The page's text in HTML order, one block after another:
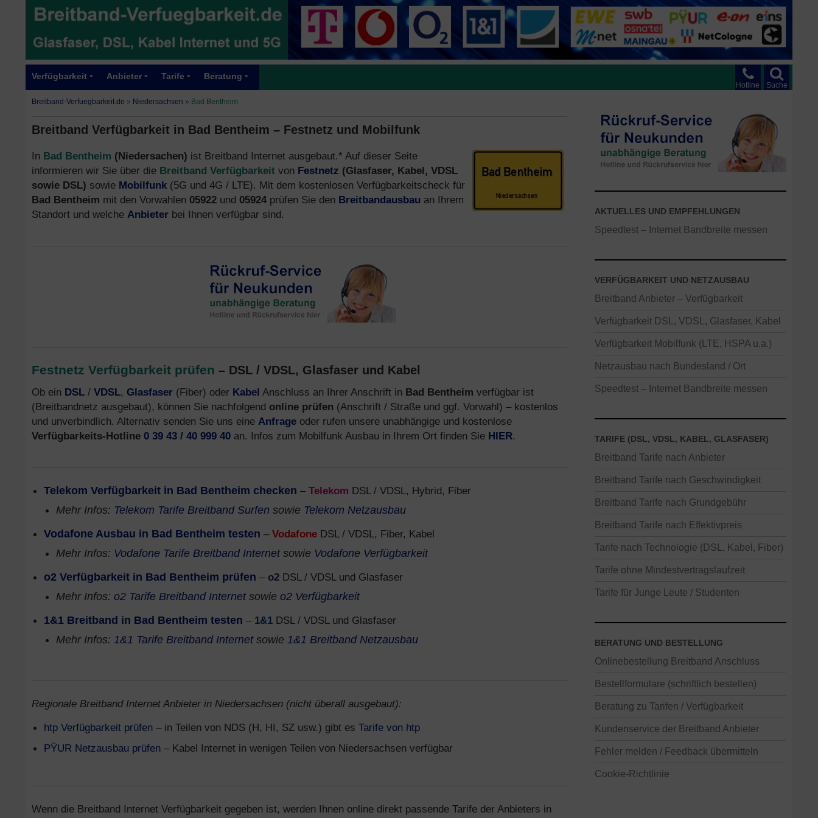
Suche
Hotline
Verfügbarkeit Anbieter Tarife Beratung
Breitband-Verfuegbarkeit.de » Niedersachsen » Bad Bentheim
Breitband Verfügbarkeit in Bad Bentheim – Festnetz und Mobilfunk
In Bad Bentheim (Niedersachen) ist Breitband Internet ausgebaut.* Auf dieser Seite
informieren wir Sie über die Breitband Verfügbarkeit von Festnetz (Glasfaser, Kabel, VDSL
sowie DSL) sowie Mobilfunk (5G und 4G / LTE). Mit dem kostenlosen Verfügbarkeitscheck für
Bad Bentheim mit den Vorwahlen 05922 und 05924 prüfen Sie den Breitbandausbau an Ihrem
Standort und welche Anbieter bei Ihnen verfügbar sind.
Festnetz Verfügbarkeit prüfen – DSL / VDSL, Glasfaser und Kabel
Ob ein DSL / VDSL, Glasfaser (Fiber) oder Kabel Anschluss an Ihrer Anschrift in Bad Bentheim verfügbar ist
(Breitbandnetz ausgebaut), können Sie nachfolgend online prüfen (Anschrift / Straße und ggf. Vorwahl) – kostenlos
und unverbindlich. Alternativ senden Sie uns eine Anfrage oder rufen unsere unabhängige und kostenlose
Verfügbarkeits-Hotline 0 39 43 / 40 999 40 an. Infos zum Mobilfunk Ausbau in Ihrem Ort finden Sie HIER.
Telekom Verfügbarkeit in Bad Bentheim checken – Telekom DSL / VDSL, Hybrid, Fiber
Mehr Infos: Telekom Tarife Breitband Surfen sowie Telekom Netzausbau
Vodafone Ausbau in Bad Bentheim testen – Vodafone DSL / VDSL, Fiber, Kabel
Mehr Infos: Vodafone Tarife Breitband Internetsowie Vodafone Verfügbarkeit
o2 Verfügbarkeit in Bad Bentheim prüfen – o2 DSL / VDSL und Glasfaser
Mehr Infos: o2 Tarife Breitband Internetsowie o2 Verfügbarkeit
1&1 Breitband in Bad Bentheim testen – 1&1 DSL / VDSL und Glasfaser
Mehr Infos: 1&1 Tarife Breitband Internetsowie 1&1 Breitband Netzausbau
Regionale Breitband Internet Anbieter in Niedersachsen (nicht überall ausgebaut):
htp Verfügbarkeit prüfen – in Teilen von NDS (H, HI, SZ usw.) gibt es Tarife von htp
PŸUR Netzausbau prüfen – Kabel Internet in wenigen Teilen von Niedersachsen verfügbar
Wenn die Breitband Internet Verfügbarkeit gegeben ist, werden Ihnen online direkt passende Tarife der Anbieters in
AKTUELLES UND EMPFEHLUNGEN
Speedtest – Internet Bandbreite messen
VERFÜGBARKEIT UND NETZAUSBAU
Breitband Anbieter – Verfügbarkeit
Verfügbarkeit DSL, VDSL, Glasfaser, Kabel
Verfügbarkeit Mobilfunk (LTE, HSPA u.a.)
Netzausbau nach Bundesland / Ort
Speedtest – Internet Bandbreite messen
TARIFE (DSL, VDSL, KABEL, GLASFASER)
Breitband Tarife nach Anbieter
Breitband Tarife nach Geschwindigkeit
Breitband Tarife nach Grundgebühr
Breitband Tarife nach Effektivpreis
Tarife nach Technologie (DSL, Kabel, Fiber)
Tarife ohne Mindestvertragslaufzeit
Tarife für Junge Leute / Studenten
BERATUNG UND BESTELLUNG
Onlinebestellung Breitband Anschluss
Bestellformulare (schriftlich bestellen)
Beratung zu Tarifen / Verfügbarkeit
Kundenservice der Breitband Anbieter
Fehler melden / Feedback übermitteln
Cookie-Richtlinie